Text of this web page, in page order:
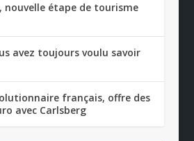
nouvelle étape de tourisme
avez toujours voulu savoir
français, offre des
avec Carlsberg